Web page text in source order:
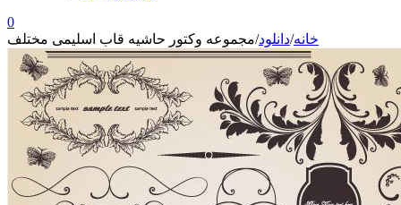
0
خانه/دانلود/مجموعه وکتور حاشیه قاب اسلیمی مختلف